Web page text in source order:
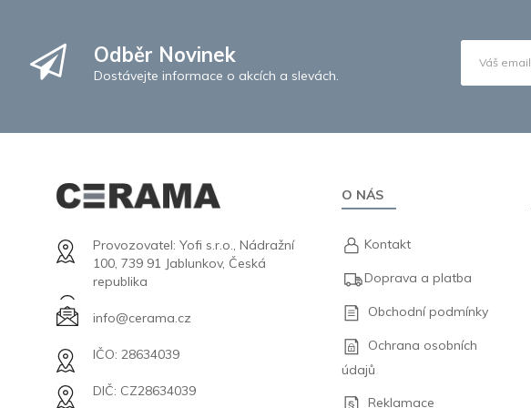
Odběr Novinek
Dostávejte informace o akcích a slevách.
Provozovatel: Yofi s.r.o., Nádražní
100, 739 91 Jablunkov, Česká
republika
info@cerama.cz
IČO: 28634039
DIČ: CZ28634039
O NÁS
Kontakt
Doprava a platba
Obchodní podmínky
Ochrana osobních
údajů
Reklamace